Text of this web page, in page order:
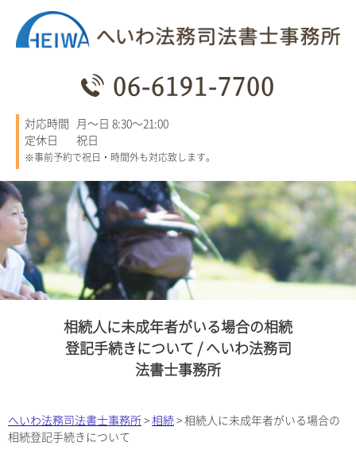
06-6191-7700
対応時間 月～日 8:30～21:00
定休日
祝日
※事前予約で祝日・時間外も対応致します。
相続人に未成年者がいる場合の相続
登記手続きについて / へいわ法務司
法書士事務所
へいわ法務司法書士事務所>相続>相続人に未成年者がいる場合の
相続登記手続きについて